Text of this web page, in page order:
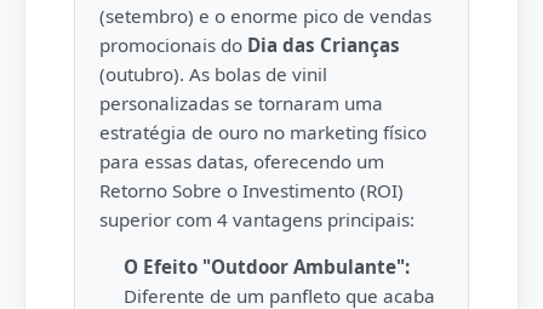
(setembro) e o enorme pico de vendas
promocionais do Dia das Crianças
(outubro). As bolas de vinil
personalizadas se tornaram uma
estratégia de ouro no marketing físico
para essas datas, oferecendo um
Retorno Sobre o Investimento (ROI)
superior com 4 vantagens principais:
O Efeito "Outdoor Ambulante":
Diferente de um panfleto que acaba